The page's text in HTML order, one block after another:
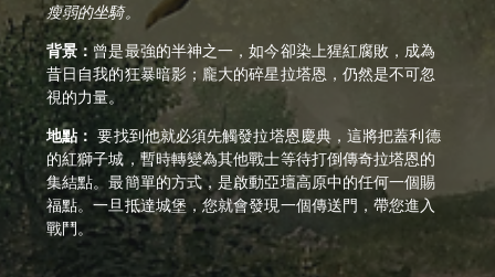
瘦弱的坐騎。
背景：曾是最強的半神之一，如今卻染上猩紅腐敗，成為
昔日自我的狂暴暗影；龐大的碎星拉塔恩，仍然是不可忽
視的力量。
地點：要找到他就必須先觸發拉塔恩慶典，這將把蓋利德
的紅獅子城，暫時轉變為其他戰士等待打倒傳奇拉塔恩的
集結點。最簡單的方式，是啟動亞壇高原中的任何一個賜
福點。一旦抵達城堡，您就會發現一個傳送門，帶您進入
戰鬥。